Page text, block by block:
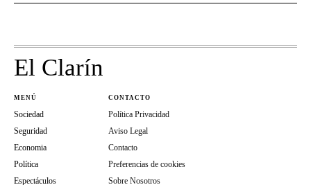
El Clarín
MENÚ
Sociedad
Seguridad
Economia
Política
Espectáculos
CONTACTO
Política Privacidad
Aviso Legal
Contacto
Preferencias de cookies
Sobre Nosotros